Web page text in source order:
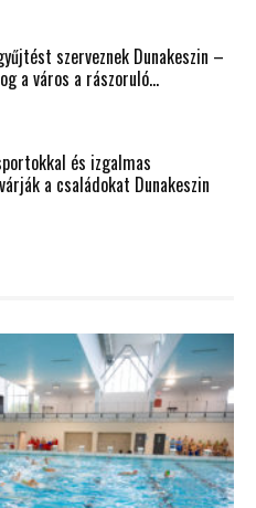
szerveznek Dunakeszin –
a város a rászoruló...
és izgalmas
a családokat Dunakeszin